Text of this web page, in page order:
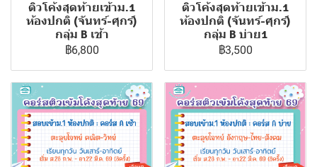
ติวโค้งสุดท้ายเข้าม.1
ห้องปกติ (จันทร์-ศุกร์)
กลุ่ม B เช้า
฿6,800
ติวโค้งสุดท้ายเข้าม.1
ห้องปกติ (จันทร์-ศุกร์)
กลุ่ม B บ่าย1
฿3,500